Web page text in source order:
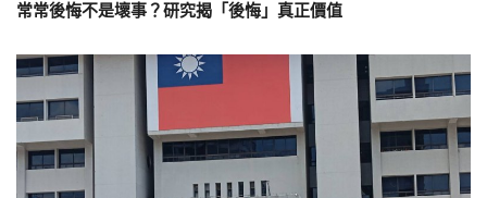
常常後悔不是壞事？研究揭「後悔」真正價值